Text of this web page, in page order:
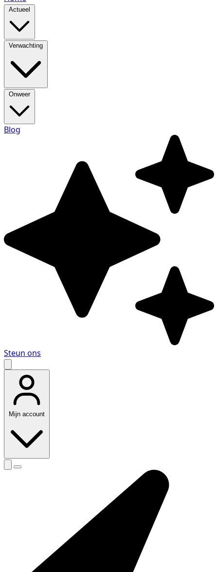
Actueel
Verwachting
Onweer
Blog
Steun ons
Mijn account